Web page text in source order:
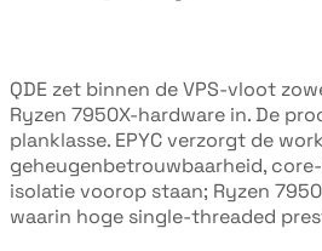
QDE zet binnen de VPS-vloot
Ryzen 7950X-hardware in. De
planklasse. EPYC verzorgt de
geheugenbetrouwbaarheid,
isolatie voorop staan; Ryzen
waarin hoge single-threaded